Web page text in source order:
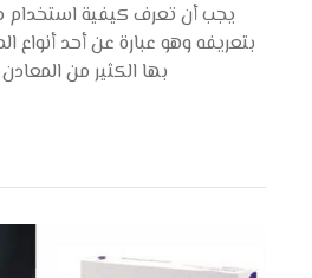
يجب أن تعرف كيفية استخدام
بتعريفه وهو عبارة عن أحد أنواع
بها الكثير من المعادن